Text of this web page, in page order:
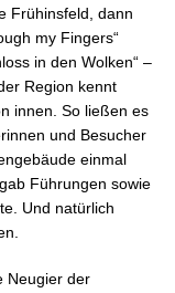
Frühinsfeld, dann
my Fingers“
in den Wolken“ –
Region kennt
innen. So ließen es
und Besucher
einmal
Führungen sowie
Und natürlich
Neugier der